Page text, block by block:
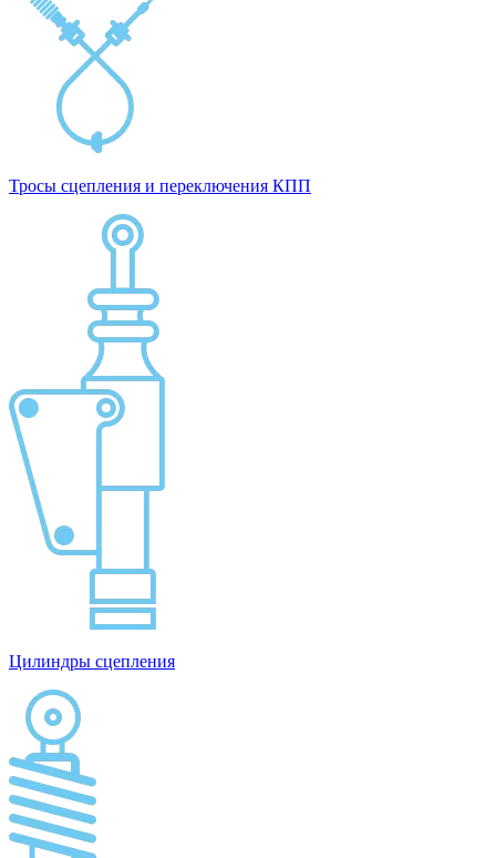
Тросы сцепления и переключения КПП
Цилиндры сцепления